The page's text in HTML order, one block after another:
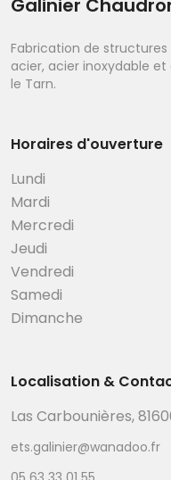
Galinier
Fabrication de
acier, acier inoxydable
le Tarn.
Horaires d'ouverture
Lundi
Mardi
Mercredi
Jeudi
Vendredi
Samedi
Dimanche
Localisation &
Las Carbounières,
ets.galinier@wanadoo.fr